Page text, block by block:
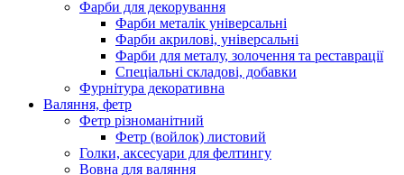
Фарби для декорування
Фарби металік універсальні
Фарби акрилові, універсальні
Фарби для металу, золочення та реставрації
Спеціальні складові, добавки
Фурнітура декоративна
Валяння, фетр
Фетр різноманітний
Фетр (войлок) листовий
Голки, аксесуари для фелтингу
Вовна для валяння